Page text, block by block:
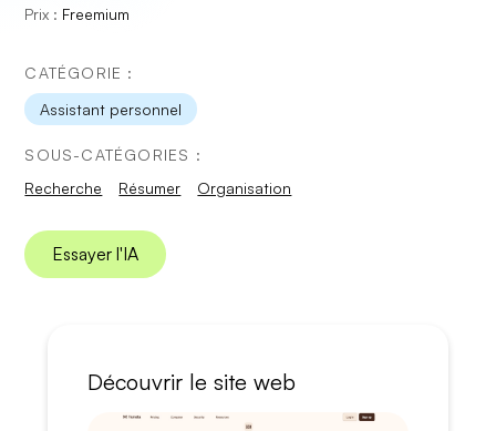
Prix : Freemium
CATÉGORIE :
Assistant personnel
SOUS-CATÉGORIES :
Recherche
Résumer Organisation
Essayer l'IA
Découvrir le site web